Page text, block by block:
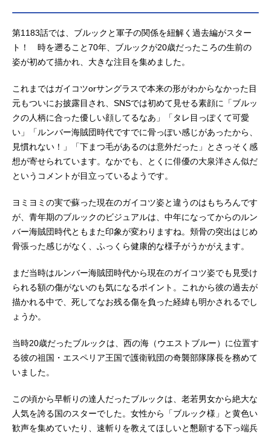
ー・D・ルフィ：田中真弓ロロノア・
ゾロ：中井和哉ナミ：岡村明美ウソ
ップ：山口勝平サンジ：平田広明ト
ニートニー・チョッパー：大谷育江
ニコ・ロビン：山口由里子フランキ
ー：矢尾一樹→木村昴ブルック：チ
ョージンベエ：宝亀克寿シャンク
ス：池田秀一バギー：千葉繁マーシ
ャル・D・ティーチ：大塚明夫クザン
〈青キジ〉...
第1183話では、ブルックと軍子の関係を紐解く過去編がスター
ト！ 時を遡ること70年、ブルックが20歳だったころの生前の
姿が初めて描かれ、大きな注目を集めました。
これまではガイコツorサングラスで本来の形がわからなかった目
元もついにお披露目され、SNSでは初めて見せる素顔に「ブルッ
クの人柄に合った優しい顔してるなあ」「タレ目っぽくて可愛
い」「ルンバー海賊団時代ですでに骨っぽい感じがあったから、
見慣れない！」「下まつ毛があるのは意外だった」とさっそく感
想が寄せられています。なかでも、とくに俳優の大泉洋さん似だ
というコメントが目立っているようです。
ヨミヨミの実で蘇った現在のガイコツ姿と違うのはもちろんです
が、青年期のブルックのビジュアルは、中年になってからのルン
バー海賊団時代ともまた印象が変わりますね。頬骨の突出はじめ
骨張った感じがなく、ふっくら健康的な様子がうかがえます。
まだ当時はルンバー海賊団時代から現在のガイコツ姿でも見受け
られる額の傷がないのも気になるポイント。これから彼の過去が
描かれる中で、死してなお残る傷を負った経緯も明かされるでし
ょうか。
当時20歳だったブルックは、西の海（ウエストブルー）に位置す
る彼の祖国・エスペリア王国で護衛戦団の奇襲部隊隊長を務めて
いました。
この頃から早斬りの達人だったブルックは、老若男女から絶大な
人気を誇る国のスターでした。女性から「ブルック様」と黄色い
歓声を集めていたり、速斬りを教えてほしいと懇願する下っ端兵